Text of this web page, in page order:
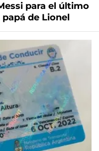
para el último
de Lionel